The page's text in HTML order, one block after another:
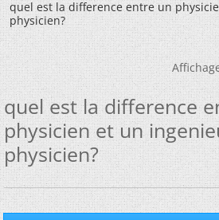
quel est la difference entre un
physicien?
quel est la difference
physicien et un
physicien?